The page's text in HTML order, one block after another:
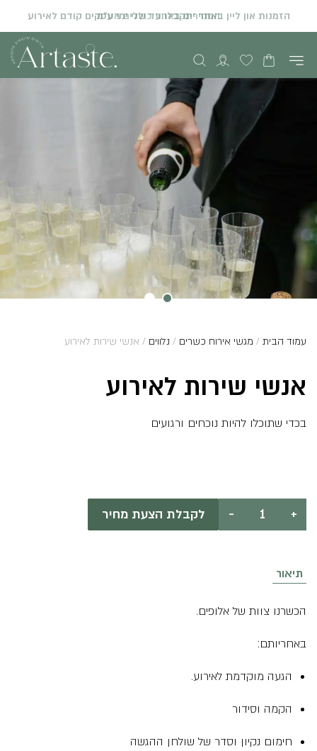
הזמנות און ליין באתר יתקבלו עד שני ימי עסקים קודם לאירוע
המחירים באתר כוללים מע"מ
עמוד הבית / מגשי אירוח כשרים / נלווים / אנשי שירות לאירוע
אנשי שירות לאירוע
בכדי שתוכלו להיות נוכחים ורגועים
-
אנשי
+ לקבלת הצעת מחיר
תיאור
הכשרנו צוות של אלופים.
באחריותם:
הגעה מוקדמת לאירוע.
הקמה וסידור
חימום נקיון וסדר של שולחן ההגשה